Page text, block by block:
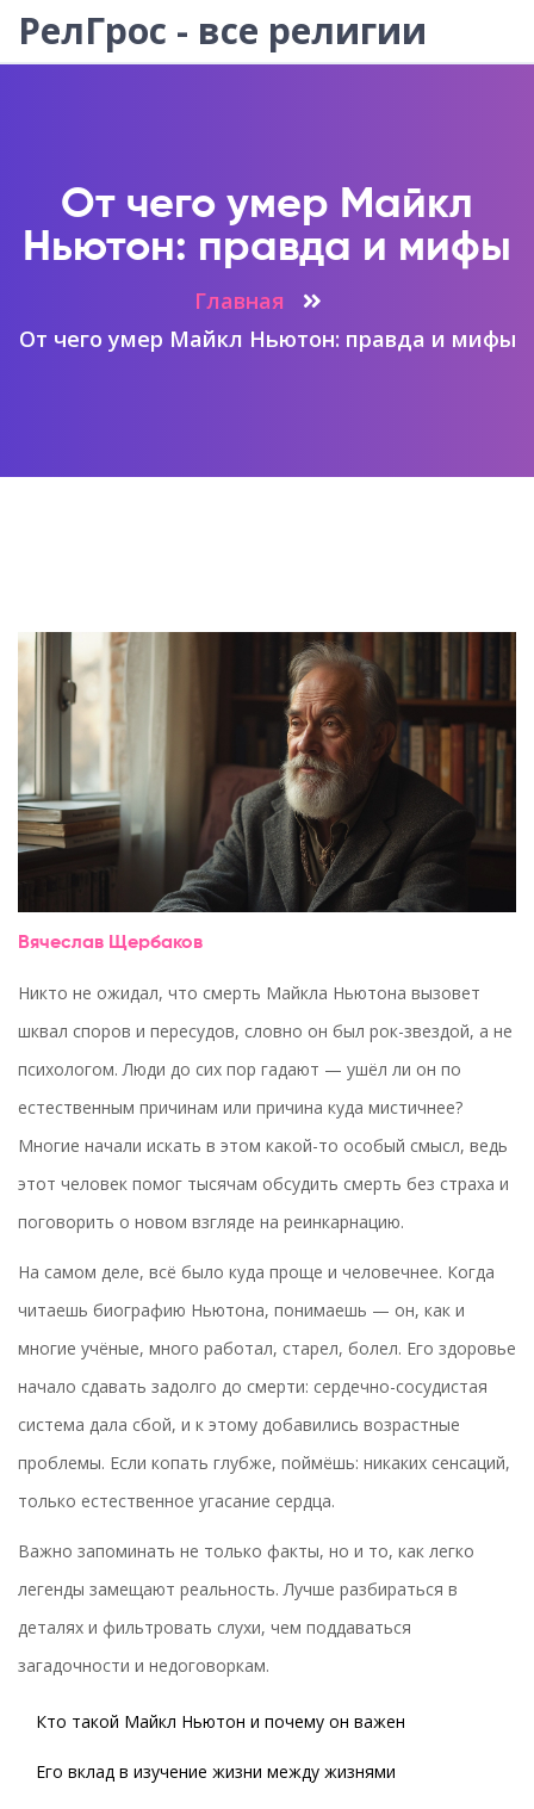
РелГрос - все религии
От чего умер Майкл
Ньютон: правда и мифы
Главная
От чего умер Майкл Ньютон: правда и мифы
Вячеслав Щербаков
Никто не ожидал, что смерть Майкла Ньютона вызовет
шквал споров и пересудов, словно он был рок-звездой, а не
психологом. Люди до сих пор гадают — ушёл ли он по
естественным причинам или причина куда мистичнее?
Многие начали искать в этом какой-то особый смысл, ведь
этот человек помог тысячам обсудить смерть без страха и
поговорить о новом взгляде на реинкарнацию.
На самом деле, всё было куда проще и человечнее. Когда
читаешь биографию Ньютона, понимаешь — он, как и
многие учёные, много работал, старел, болел. Его здоровье
начало сдавать задолго до смерти: сердечно-сосудистая
система дала сбой, и к этому добавились возрастные
проблемы. Если копать глубже, поймёшь: никаких сенсаций,
только естественное угасание сердца.
Важно запоминать не только факты, но и то, как легко
легенды замещают реальность. Лучше разбираться в
деталях и фильтровать слухи, чем поддаваться
загадочности и недоговоркам.
Кто такой Майкл Ньютон и почему он важен
Его вклад в изучение жизни между жизнями